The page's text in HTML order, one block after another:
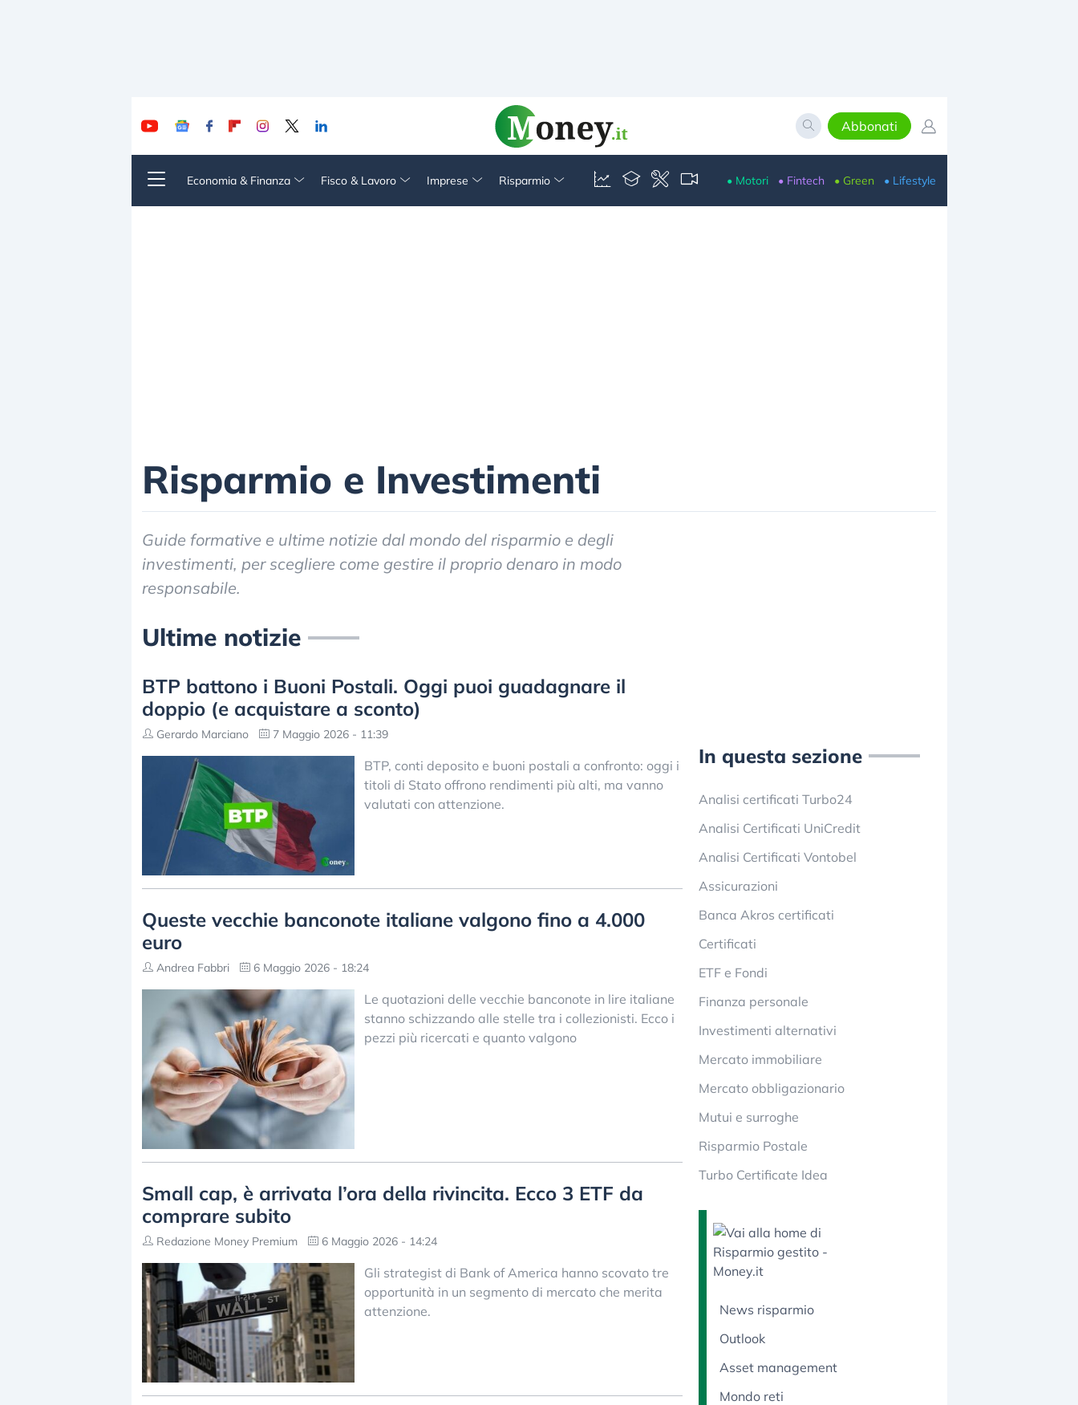
Abbonati
Economia & Finanza Fisco & Lavoro Imprese Risparmio • Motori • Fintech • Green • Lifestyle
Risparmio e Investimenti
Guide formative e ultime notizie dal mondo del risparmio e degli
investimenti, per scegliere come gestire il proprio denaro in modo
responsabile.
Ultime notizie
BTP battono i Buoni Postali. Oggi puoi guadagnare il
doppio (e acquistare a sconto)
Gerardo Marciano 7 Maggio 2026 - 11:39
BTP, conti deposito e buoni postali a confronto: oggi i
titoli di Stato offrono rendimenti più alti, ma vanno
valutati con attenzione.
Queste vecchie banconote italiane valgono fino a 4.000
euro
Andrea Fabbri 6 Maggio 2026 - 18:24
Le quotazioni delle vecchie banconote in lire italiane
stanno schizzando alle stelle tra i collezionisti. Ecco i
pezzi più ricercati e quanto valgono
Small cap, è arrivata l’ora della rivincita. Ecco 3 ETF da
comprare subito
Redazione Money Premium 6 Maggio 2026 - 14:24
Gli strategist di Bank of America hanno scovato tre
opportunità in un segmento di mercato che merita
attenzione.
In questa sezione
Analisi certificati Turbo24
Analisi Certificati UniCredit
Analisi Certificati Vontobel
Assicurazioni
Banca Akros certificati
Certificati
ETF e Fondi
Finanza personale
Investimenti alternativi
Mercato immobiliare
Mercato obbligazionario
Mutui e surroghe
Risparmio Postale
Turbo Certificate Idea
News risparmio
Outlook
Asset management
Mondo reti